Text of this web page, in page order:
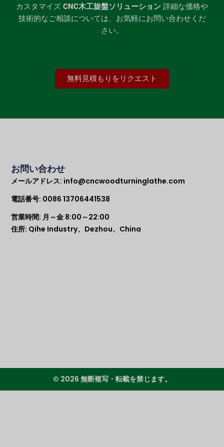
カスタマイズ CNC木工旋盤ソリューション 詳細な価格や
技術的なご相談については、お気軽にお問い合わせくだ
さい。
無料見積もりをリクエスト
お問い合わせ
メールアドレス: info@cncwoodturninglathe.com
電話番号: 0086 13706441538
営業時間: 月～金 8:00～22:00
住所: Qihe Industry、Dezhou、China
© 2026 無断複写・転載を禁じます。